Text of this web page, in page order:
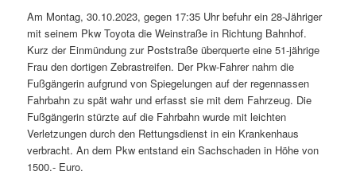
Am Montag, 30.10.2023, gegen 17:35 Uhr befuhr ein 28-Jähriger
mit seinem Pkw Toyota die Weinstraße in Richtung Bahnhof.
Kurz der Einmündung zur Poststraße überquerte eine 51-jährige
Frau den dortigen Zebrastreifen. Der Pkw-Fahrer nahm die
Fußgängerin aufgrund von Spiegelungen auf der regennassen
Fahrbahn zu spät wahr und erfasst sie mit dem Fahrzeug. Die
Fußgängerin stürzte auf die Fahrbahn wurde mit leichten
Verletzungen durch den Rettungsdienst in ein Krankenhaus
verbracht. An dem Pkw entstand ein Sachschaden in Höhe von
1500.- Euro.